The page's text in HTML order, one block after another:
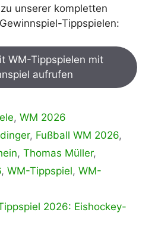
unserer kompletten
Tippspielen:
WM-Tippspielen mit
aufrufen
,WM 2026
, Fußball WM 2026,
, Thomas Müller,
, WM-Tippspiel, WM-
2026: Eishockey-